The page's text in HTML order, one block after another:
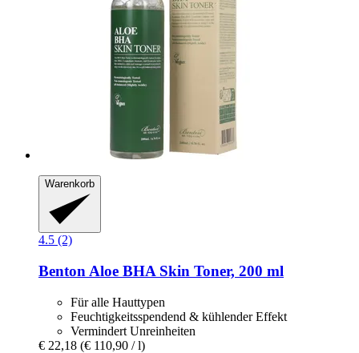
Warenkorb
4.5 (2)
Benton Aloe BHA Skin Toner, 200 ml
Für alle Hauttypen
Feuchtigkeitsspendend & kühlender Effekt
Vermindert Unreinheiten
€ 22,18 (€ 110,90 / l)